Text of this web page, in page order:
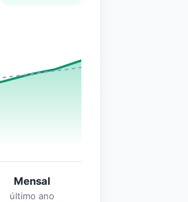
Mensal
último ano